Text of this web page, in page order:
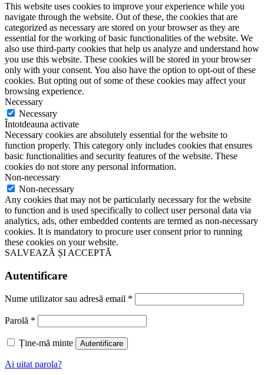
This website uses cookies to improve your experience while you
navigate through the website. Out of these, the cookies that are
categorized as necessary are stored on your browser as they are
essential for the working of basic functionalities of the website. We
also use third-party cookies that help us analyze and understand how
you use this website. These cookies will be stored in your browser
only with your consent. You also have the option to opt-out of these
cookies. But opting out of some of these cookies may affect your
browsing experience.
Necessary
Necessary
Întotdeauna activate
Necessary cookies are absolutely essential for the website to
function properly. This category only includes cookies that ensures
basic functionalities and security features of the website. These
cookies do not store any personal information.
Non-necessary
Non-necessary
Any cookies that may not be particularly necessary for the website
to function and is used specifically to collect user personal data via
analytics, ads, other embedded contents are termed as non-necessary
cookies. It is mandatory to procure user consent prior to running
these cookies on your website.
SALVEAZĂ ȘI ACCEPTĂ
Autentificare
Nume utilizator sau adresă email *
Parolă *
Ține-mă minte Autentificare
Ai uitat parola?